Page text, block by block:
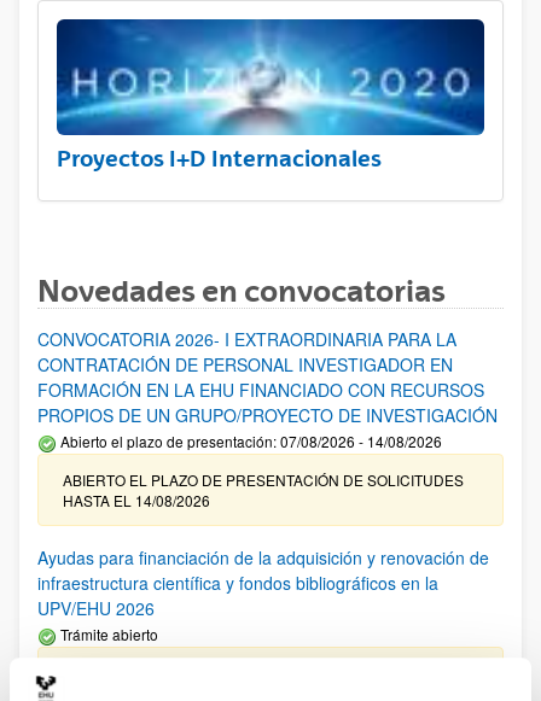
Proyectos I+D Internacionales
Novedades en convocatorias
CONVOCATORIA 2026- I EXTRAORDINARIA PARA LA
CONTRATACIÓN DE PERSONAL INVESTIGADOR EN
FORMACIÓN EN LA EHU FINANCIADO CON RECURSOS
PROPIOS DE UN GRUPO/PROYECTO DE INVESTIGACIÓN
Abierto el plazo de presentación: 07/08/2026 - 14/08/2026
ABIERTO EL PLAZO DE PRESENTACIÓN DE SOLICITUDES
HASTA EL 14/08/2026
Ayudas para financiación de la adquisición y renovación de
infraestructura científica y fondos bibliográficos en la
UPV/EHU 2026
Trámite abierto